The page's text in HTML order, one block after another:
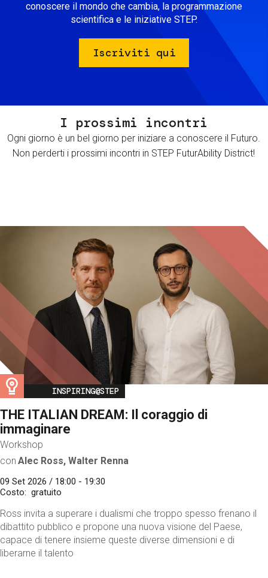
conoscere il mondo che cambia, la programmazione
scientifica e le iniziative STEP.
Iscriviti qui
I prossimi incontri
Ogni giorno è un bel giorno per iniziare a conoscere il Futuro.
Non perderti i prossimi incontri in STEP FuturAbility District!
Image
INSPIRING@STEP
THE ITALIAN DREAM: Il coraggio di
immaginare
Workshop
con Alec Ross, Walter Renna
09 Set 2026 / 18:00 - 19:30
Costo
gratuito
Ross invita a superare i dualismi che troppo spesso frenano il
dibattito pubblico e propone una nuova visione del Paese,
capace di tenere insieme queste diverse dimensioni e di
liberarne il talento